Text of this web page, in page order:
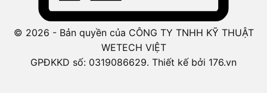
© 2026 - Bản quyền của CÔNG TY TNHH KỸ THUẬT
WETECH VIỆT
GPĐKKD số: 0319086629. Thiết kế bởi 176.vn